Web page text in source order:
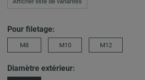
Pour filetage:
M8 M10 M12
Diamètre extérieur: